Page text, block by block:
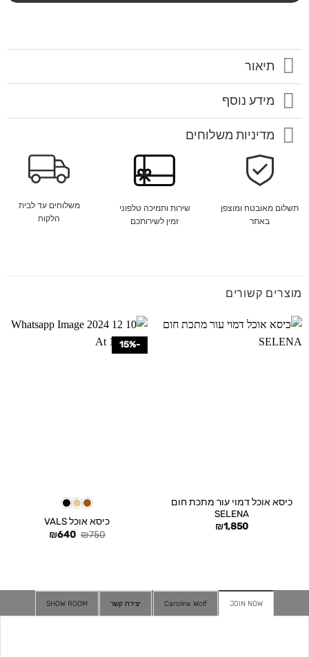
תיאור
מידע נוסף
מדיניות משלוחים
תשלום מאובטח ומוצפן
באתר
שירות ותמיכה טלפוני
זמין לשירותכם
משלוחים עד לבית
הלקוח
מוצרים קשורים
כיסא אוכל דמוי עור מתכת חום
SELENA
₪1,850
-15%
כיסא אוכל VALS
₪750
המחיר
₪640
המחיר
JOIN NOW
Caroline Wolf יצירת קשר SHOW ROOM